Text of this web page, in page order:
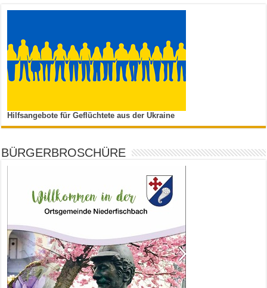
Hilfsangebote für Geflüchtete aus der Ukraine
BÜRGERBROSCHÜRE